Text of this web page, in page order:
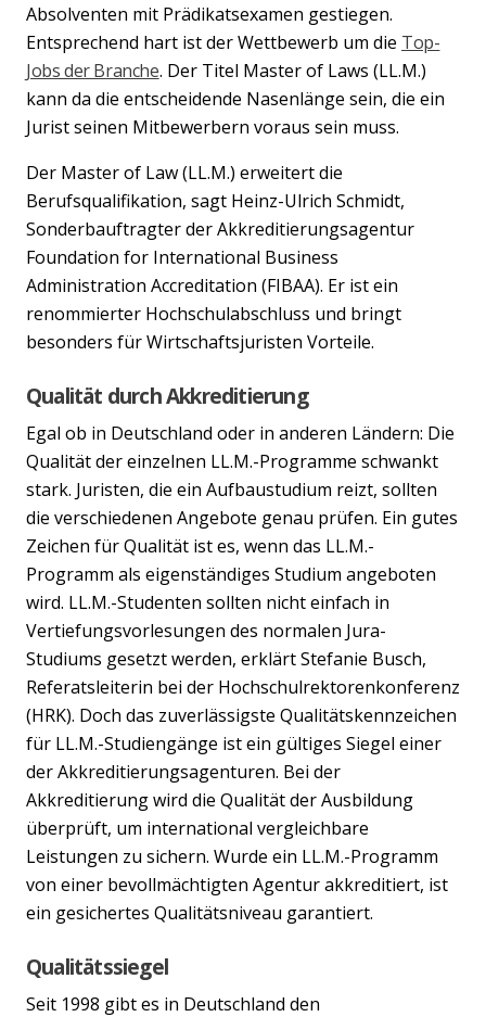
Absolventen mit Prädikatsexamen gestiegen.
Entsprechend hart ist der Wettbewerb um die Top-
Jobs der Branche. Der Titel Master of Laws (LL.M.)
kann da die entscheidende Nasenlänge sein, die ein
Jurist seinen Mitbewerbern voraus sein muss.
Der Master of Law (LL.M.) erweitert die
Berufsqualifikation, sagt Heinz-Ulrich Schmidt,
Sonderbauftragter der Akkreditierungsagentur
Foundation for International Business
Administration Accreditation (FIBAA). Er ist ein
renommierter Hochschulabschluss und bringt
besonders für Wirtschaftsjuristen Vorteile.
Qualität durch Akkreditierung
Egal ob in Deutschland oder in anderen Ländern: Die
Qualität der einzelnen LL.M.-Programme schwankt
stark. Juristen, die ein Aufbaustudium reizt, sollten
die verschiedenen Angebote genau prüfen. Ein gutes
Zeichen für Qualität ist es, wenn das LL.M.-
Programm als eigenständiges Studium angeboten
wird. LL.M.-Studenten sollten nicht einfach in
Vertiefungsvorlesungen des normalen Jura-
Studiums gesetzt werden, erklärt Stefanie Busch,
Referatsleiterin bei der Hochschulrektorenkonferenz
(HRK). Doch das zuverlässigste Qualitätskennzeichen
für LL.M.-Studiengänge ist ein gültiges Siegel einer
der Akkreditierungsagenturen. Bei der
Akkreditierung wird die Qualität der Ausbildung
überprüft, um international vergleichbare
Leistungen zu sichern. Wurde ein LL.M.-Programm
von einer bevollmächtigten Agentur akkreditiert, ist
ein gesichertes Qualitätsniveau garantiert.
Qualitätssiegel
Seit 1998 gibt es in Deutschland den